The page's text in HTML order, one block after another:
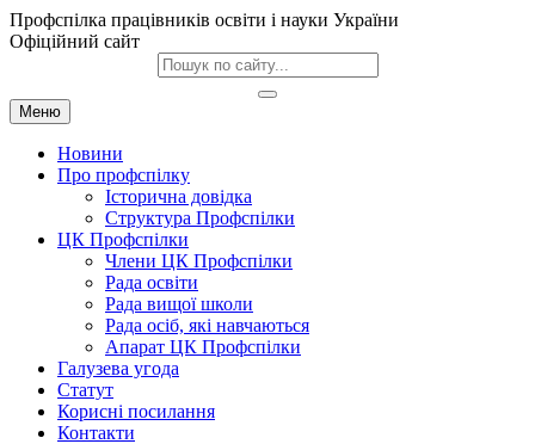
Профспілка працівників освіти і науки України
Офіційний сайт
Меню
Новини
Про профспілку
Історична довідка
Структура Профспілки
ЦК Профспілки
Члени ЦК Профспілки
Рада освіти
Рада вищої школи
Рада осіб, які навчаються
Апарат ЦК Профспілки
Галузева угода
Статут
Корисні посилання
Контакти